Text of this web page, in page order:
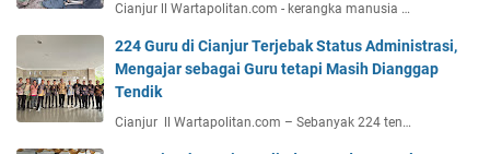
Cianjur ll Wartapolitan.com - kerangka manusia …
224 Guru di Cianjur Terjebak Status Administrasi,
Mengajar sebagai Guru tetapi Masih Dianggap
Tendik
Cianjur ll Wartapolitan.com – Sebanyak 224 ten…